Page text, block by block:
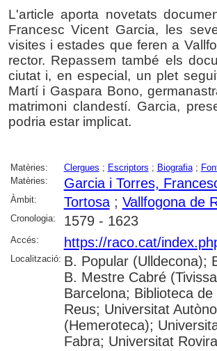
L'article aporta novetats
Francesc Vicent Garcia, les
visites i estades que feren a
rector. Repassem també els
ciutat i, en especial, un plet
Martí i Gaspara Bono,
matrimoni clandestí. Garcia,
podria estar implicat.
Matèries: Clergues ; Escriptors ; Biografia;
Matèries:
Garcia i Torres,
Àmbit: Tortosa; Vallfogona de
Cronologia: 1579 - 1623
Accés: https://raco.cat/
Localització: B. Popular (Ulldecona);
B. Mestre Cabré
Barcelona; Biblioteca
Reus; Universitat
(Hemeroteca);
Fabra; Universitat